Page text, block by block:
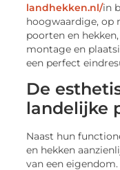
landhekken.nl/in
hoogwaardige, op
poorten en
montage en
een perfect
De
landelijke
Naast hun
en hekken
van een